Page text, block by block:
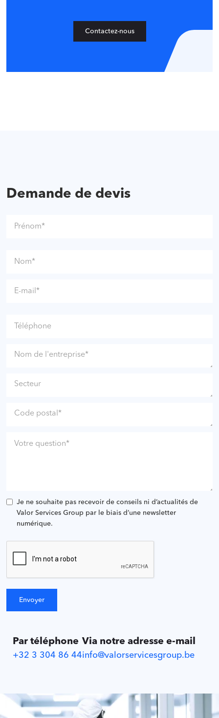
Contactez-nous
Demande de devis
Je ne souhaite pas recevoir de conseils ni d’actualités de
Valor Services Group par le biais d’une newsletter
numérique.
Par téléphone
+32 3 304 86 44
Via notre adresse e-mail
info@valorservicesgroup.be